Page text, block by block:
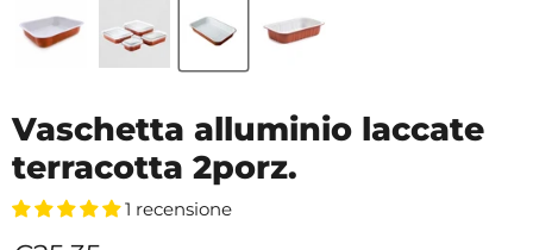
Vaschetta alluminio laccate
terracotta 2porz.
1 recensione